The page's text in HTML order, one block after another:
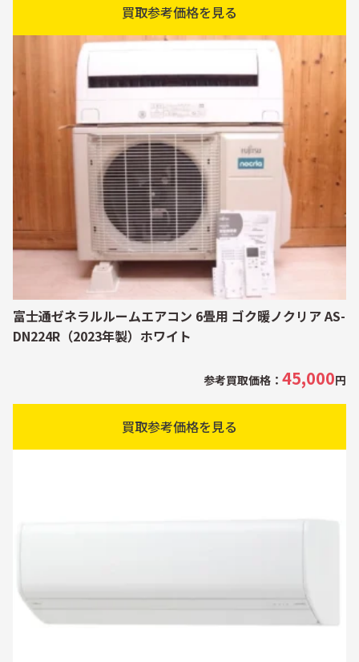
買取参考価格を見る
富士通ゼネラルルームエアコン 6畳用 ゴク暖ノクリア AS-
DN224R（2023年製）ホワイト
参考買取価格： 45,000円
買取参考価格を見る